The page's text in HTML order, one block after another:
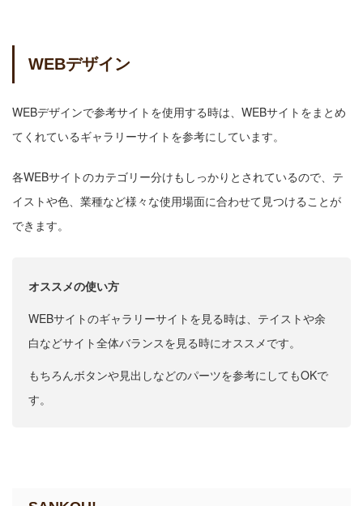
WEBデザイン
WEBデザインで参考サイトを使用する時は、WEBサイトをまとめ
てくれているギャラリーサイトを参考にしています。
各WEBサイトのカテゴリー分けもしっかりとされているので、テ
イストや色、業種など様々な使用場面に合わせて見つけることが
できます。
オススメの使い方
WEBサイトのギャラリーサイトを見る時は、テイストや余
白などサイト全体バランスを見る時にオススメです。
もちろんボタンや見出しなどのパーツを参考にしてもOKで
す。